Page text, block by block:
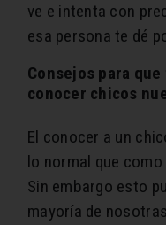
ve e intenta con
esa persona te dé
Consejos para
conocer chicos
El conocer a un
lo normal que
Sin embargo esto
mayoría de